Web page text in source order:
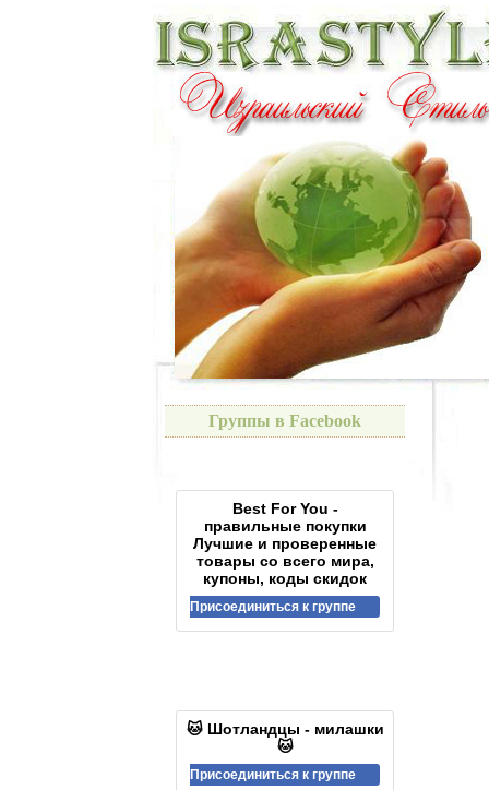
Группы в Facebook
Best For You -
правильные покупки
Лучшие и проверенные
товары со всего мира,
купоны, коды скидок
Присоединиться к группе
🐱 Шотландцы - милашки
🐱
Присоединиться к группе